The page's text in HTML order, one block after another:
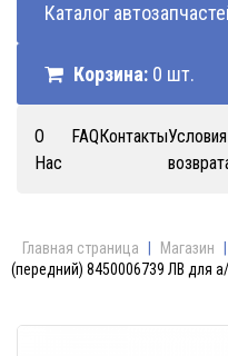
Каталог
Корзина: 0 шт.
О
Нас
FAQКонтакты
Главная страница Магазин
(передний) 8450006739 ЛВ для